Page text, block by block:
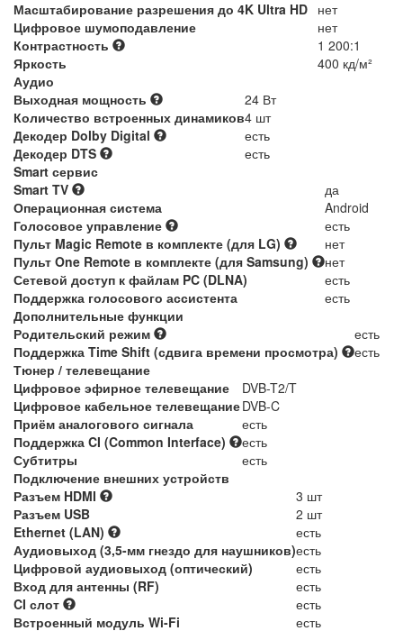
Масштабирование разрешения до 4K Ultra HD нет
Цифровое шумоподавление
нет
Контрастность
1 200:1
Яркость
400 кд/м²
Аудио
Выходная мощность
24 Вт
Количество встроенных динамиков4 шт
Декодер Dolby Digital
есть
Декодер DTS
есть
Smart сервис
Smart TV
да
Операционная система
Android
Голосовое управление
есть
Пульт Magic Remote в комплекте (для LG)
нет
Пульт One Remote в комплекте (для Samsung)
нет
Сетевой доступ к файлам PC (DLNA)
есть
Поддержка голосового ассистента
есть
Дополнительные функции
Родительский режим
есть
Поддержка Time Shift (сдвига времени просмотра)
есть
Тюнер / телевещание
Цифровое эфирное телевещание
DVB-T2/T
Цифровое кабельное телевещаниеDVB-C
Приём аналогового сигнала
есть
Поддержка CI (Common Interface)
есть
Субтитры
есть
Подключение внешних устройств
Разъем HDMI
3 шт
Разъем USB
2 шт
Ethernet (LAN)
есть
Аудиовыход (3,5-мм гнездо для наушников)есть
Цифровой аудиовыход (оптический)
есть
Вход для антенны (RF)
есть
CI слот
есть
Встроенный модуль Wi-Fi
есть